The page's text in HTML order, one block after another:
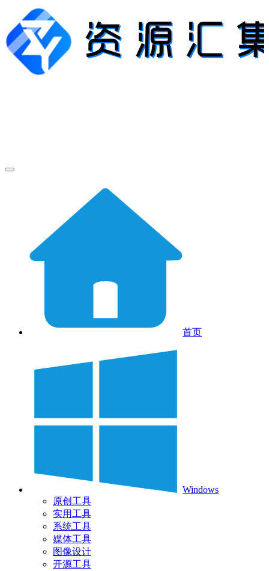
首页
Windows
原创工具
实用工具
系统工具
媒体工具
图像设计
开源工具